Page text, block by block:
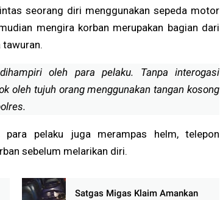
seorang diri menggunakan sepeda motor
mengira korban merupakan bagian dari
tawuran.
oleh para pelaku. Tanpa interogasi
oleh tujuh orang menggunakan tangan kosong
para pelaku juga merampas helm, telepon
sebelum melarikan diri.
Satgas Migas Klaim Amankan